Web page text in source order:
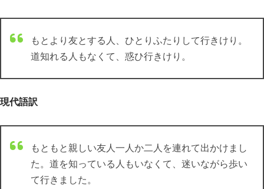
もとより友とする人、ひとりふたりして行きけり。
道知れる人もなくて、惑ひ行きけり。
現代語訳
もともと親しい友人一人か二人を連れて出かけまし
た。道を知っている人もいなくて、迷いながら歩い
て行きました。